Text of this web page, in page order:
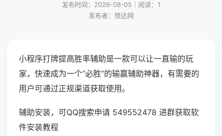
发布时间：2026-08-05｜阅读：1
发布者：悟达网
小程序打牌提高胜率辅助是一款可以让一直输的玩
家，快速成为一个“必胜”的输赢辅助神器，有需要的
用户可通过正规渠道获取使用。
辅助安装，可QQ搜索申请 549552478 进群获取软
件安装教程